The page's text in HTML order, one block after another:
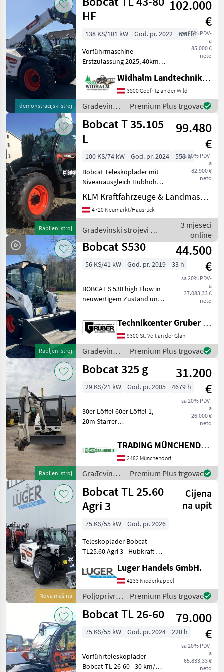
Bobcat
demonstracijski stroj
HF
102.000
€
sa 20% PDV-
a
85.000 €
neto
138 KS/101 kW God. pr. 2022
650 h
Vorführmaschine
Erstzulassung 2025, 40km/h
Pumpe 190L/min,
Ausstattungspaket Agri 3
mit Rückfahrkamera, hydr.
Verriegelung, Bereifung
460/70
Widhalm Landtechnik GmbH
3800 Göpfritz an der Wild
Građevinski
strojevi /
Bobcat
Premium Plus trgovac
Rabljeni stroj
Bobcat T 35.105
L
99.480
€
sa 20% PDV-
a
82.900 €
neto
100 KS/74 kW God. pr. 2024
550 h
Bobcat Teleskoplader mit
Niveauausgleich Hubhöhe:
10, 3m Hubkraft: 3500kg
Luftgefederter Fahrersitz
Drehbare
poliger Steckdose hinten
Quic
KLM Kraftfahrzeuge & Landmaschinen GmbH
4720 Neumarkt/Hausruck
Građevinski strojevi /
Bobcat
3 mjeseci
online
Rabljeni stroj
Bobcat S530
44.500
€
sa 20% PDV-
a
37.083,33 €
neto
56 KS/41 kW God. pr. 2019 33 h
BOBCAT S 530 high Flow in
neuwertigem Zustand und
Verkaufspreis neu: 60.000 €
inkl. * Kubota Motor ! * High
flow Hydraulik * 1823 kg
Kippla
Technikcenter Gruber GmbH
9300 St. Veit an der Glan
Građevinski
strojevi /
Bobcat
Premium Plus trgovac
Rabljeni stroj
Bobcat 325 g
31.200
€
sa 20% PDV-
a
26.000 €
neto
29 KS/21 kW God. pr. 2005 4679 h
30er Löffel 60er Löffel 1,
20m Starrer
Građevinski strojevi
Minibageri
TRADING MÜNCHENDORF Handels GmbH
2482 Münchendorf
Građevinski
strojevi /
Bobcat
Premium Plus trgovac
Nova mašina
Bobcat TL 25.60
Agri 3
Cijena
na upit
75 KS/55 kW
God. pr. 2026
Teleskoplader Bobcat
TL25.60 Agri 3 - Hubkraft 2,
Hydrostatischer
Fahrantrieb -
Proportionalgesteuerter
Joystick - 4 Lenkungsarten -
drehbar
Luger Handels GmbH.
4133 Niederkappel
Poljoprivredni
motorni
strojevi /
Premium Plus trgovac
Bobcat TL 26-60
79.000
€
sa 20% PDV-
a
65.833,33 €
neto
75 KS/55 kW God. pr. 2024 220 h
Vorführteleskoplader
Bobcat TL 26-60 - 30 km/h